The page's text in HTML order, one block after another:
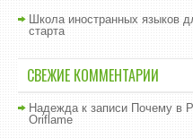
Школа иностранных языков
старта
СВЕЖИЕ КОММЕНТАРИИ
Надеждак записи Почему в
Oriflame